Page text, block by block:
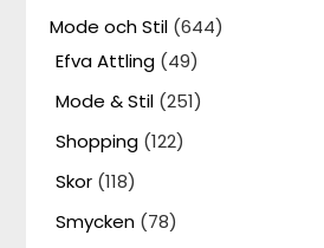
Mode och Stil (644)
Efva Attling (49)
Mode & Stil (251)
Shopping (122)
Skor (118)
Smycken (78)